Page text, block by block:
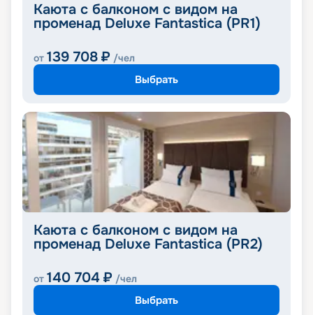
Каюта с балконом с видом на
променад Deluxe Fantastica (PR1)
от 139 708 ₽ /чел
Выбрать
Каюта с балконом с видом на
променад Deluxe Fantastica (PR2)
от 140 704 ₽ /чел
Выбрать